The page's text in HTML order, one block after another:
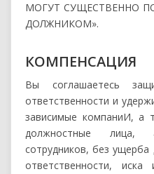
МОГУТ СУЩЕСТВЕННО
ДОЛЖНИКОМ».
КОМПЕНСАЦИЯ
Вы соглашаетесь
ответственности и
зависимые компаниИ, а
должностные лица,
сотрудников, без
ответственности,